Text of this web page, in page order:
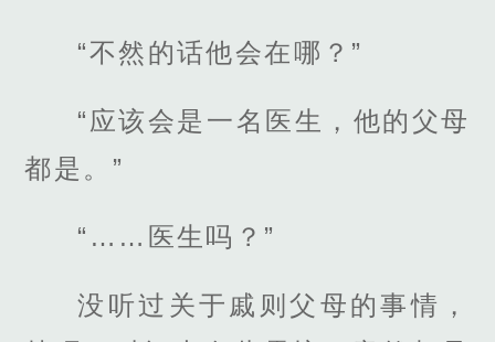
“不然的话他会在哪？”
“应该会是一名医生，他的父母
都是。”
“……医生吗？”
没听过关于戚则父母的事情，